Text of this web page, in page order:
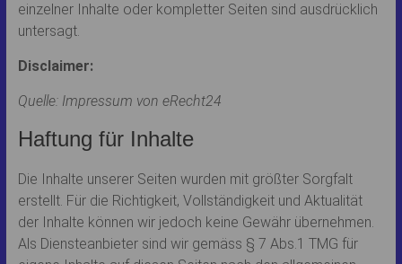
einzelner Inhalte oder kompletter Seiten sind ausdrücklich
untersagt.
Disclaimer:
Quelle: Impressum von eRecht24
Haftung für Inhalte
Die Inhalte unserer Seiten wurden mit größter Sorgfalt
erstellt. Für die Richtigkeit, Vollständigkeit und Aktualität
der Inhalte können wir jedoch keine Gewähr übernehmen.
Als Diensteanbieter sind wir gemäss § 7 Abs.1 TMG für